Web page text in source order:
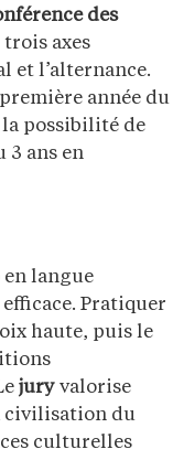
des
axes
et l’alternance.
année du
possibilité de
3 ans en
en langue
Pratiquer
haute, puis le
jury valorise
civilisation du
culturelles